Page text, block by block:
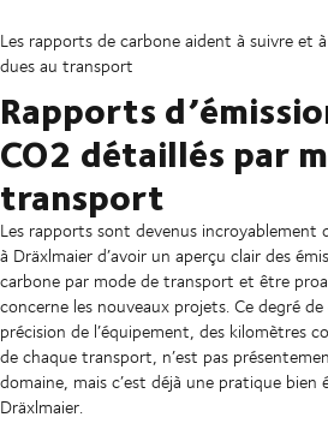
Les rapports de carbone aident à suivre et
dues au transport
Rapports
CO2 détaillés par
transport
Les rapports sont devenus incroyablement
à Dräxlmaier d’avoir un aperçu clair des
carbone par mode de transport et être
concerne les nouveaux projets. Ce degré
précision de l’équipement, des kilomètres
de chaque transport, n’est pas
domaine, mais c’est déjà une pratique bien
Dräxlmaier.